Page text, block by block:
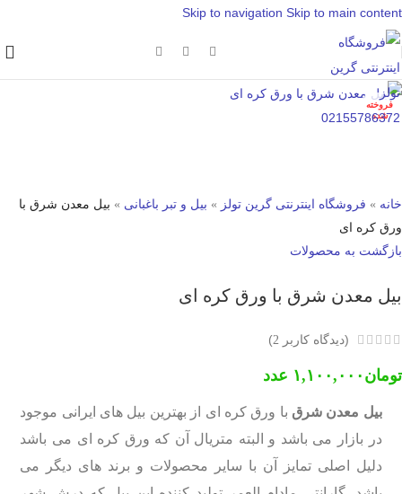
Skip to navigation Skip to main content
فروخته
شده
خانه » فروشگاه اینترنتی گرین تولز » بیل و تبر باغبانی » بیل معدن شرق با
ورق کره ای
بازگشت به محصولات
بیل معدن شرق با ورق کره ای
(دیدگاه کاربر 2
)
تومان ۱,۱۰۰,۰۰۰ عدد
بیل معدن شرق با ورق کره ای از بهترین بیل های ایرانی موجود
در بازار می باشد و البته متریال آن که ورق کره ای می باشد
دلیل اصلی تمایز آن با سایر محصولات و برند های دیگر می